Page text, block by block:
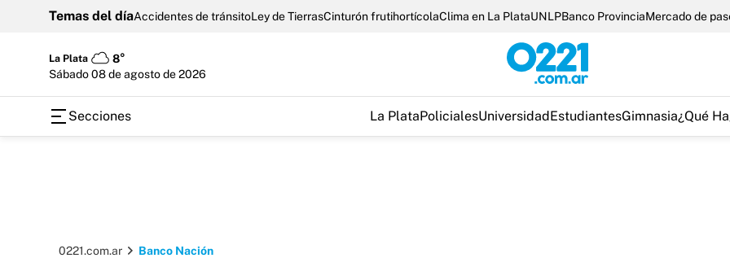
Temas del díaAccidentes de tránsitoLey de TierrasCinturón frutihortícolaClima en La PlataUNLPBanco ProvinciaMercado de
La Plata
8°
sábado 08 de agosto de 2026
Secciones La PlataPolicialesUniversidadEstudiantesGimnasia¿Qué
0221.com.ar Banco Nación